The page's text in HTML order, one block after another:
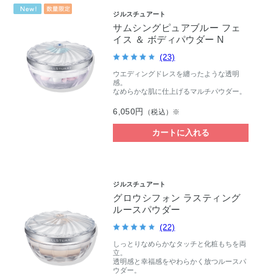
ジルスチュアート
サムシングピュアブルー フェ
イス ＆ ボディパウダー N
(23)
ウエディングドレスを纏ったような透明
感。
なめらかな肌に仕上げるマルチパウダー。
6,050円 （税込）※
カートに入れる
ジルスチュアート
グロウシフォン ラスティング
ルースパウダー
(22)
しっとりなめらかなタッチと化粧もちを両
立。
透明感と幸福感をやわらかく放つルースパ
ウダー。